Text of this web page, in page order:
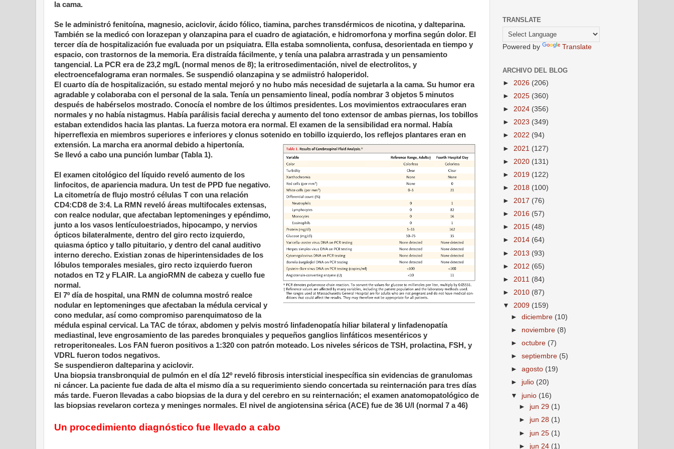
la cama.
Se le administró fenitoína, magnesio, aciclovir, ácido fólico, tiamina, parches transdérmicos de nicotina, y dalteparina.
También se la medicó con lorazepan y olanzapina para el cuadro de agiatación, e hidromorfona y morfina según dolor. El
tercer día de hospitalización fue evaluada por un psiquiatra. Ella estaba somnolienta, confusa, desorientada en tiempo y
espacio, con trastornos de la memoria. Era distraída fácilmente, y tenía una palabra arrastrada y un pensamiento
tangencial. La PCR era de 23,2 mg/L (normal menos de 8); la eritrosedimentación, nivel de electrolitos, y
electroencefalograma eran normales. Se suspendió olanzapina y se admiistró haloperidol.
El cuarto día de hospitalización, su estado mental mejoró y no hubo más necesidad de sujetarla a la cama. Su humor era
agradable y colaboraba con el personal de la sala. Tenía un pensamiento lineal, podía nombrar 3 objetos 5 minutos
después de habérselos mostrado. Conocía el nombre de los últimos presidentes. Los movimientos extraoculares eran
normales y no había nistagmus. Había parálisis facial derecha y aumento del tono extensor de ambas piernas, los tobillos
estaban extendidos hacia las plantas. La fuerza motora era normal. El examen de la sensibilidad era normal. Había
hiperreflexia en miembros superiores e inferiores y clonus sotenido en tobillo izquierdo, los reflejos plantares eran en
extensión. La marcha era anormal debido a hipertonía.
Se llevó a cabo una punción lumbar (Tabla 1).
El examen citológico del líquido reveló aumento de los
linfocitos, de apariencia madura. Un test de PPD fue negativo.
La citometría de flujo mostró células T con una relación
CD4:CD8 de 3:4. La RMN reveló áreas multifocales extensas,
con realce nodular, que afectaban leptomeninges y epéndimo,
junto a los vasos lentículoestriados, hipocampo, y nervios
ópticos bilateralmente, dentro del giro recto izquierdo,
quiasma óptico y tallo pituitario, y dentro del canal auditivo
interno derecho. Existian zonas de hiperintensidades de los
lóbulos temporales mesiales, giro recto izquierdo fueron
notados en T2 y FLAIR. La angioRMN de cabeza y cuello fue
normal.
El 7º día de hospital, una RMN de columna mostró realce
nodular en leptomeninges que afectaban la médula cervical y
cono medular, así como compromiso parenquimatoso de la
médula espinal cervical. La TAC de tórax, abdomen y pelvis mostró linfadenopatía hiliar bilateral y linfadenopatía
mediastinal, leve engrosamiento de las paredes bronquiales y pequeños ganglios linfáticos mesentéricos y
retroperitoneales. Los FAN fueron positivos a 1:320 con patrón moteado. Los niveles séricos de TSH, prolactina, FSH, y
VDRL fueron todos negativos.
Se suspendieron dalteparina y aciclovir.
Una biopsia transbronquial de pulmón en el día 12º reveló fibrosis intersticial inespecífica sin evidencias de granulomas
ni cáncer. La paciente fue dada de alta el mismo día a su requerimiento siendo concertada su reinternación para tres días
más tarde. Fueron llevadas a cabo biopsias de la dura y del cerebro en su reinternación; el examen anatomopatológico de
las biopsias revelaron corteza y meninges normales. El nivel de angiotensina sérica (ACE) fue de 36 U/l (normal 7 a 46)
Un procedimiento diagnóstico fue llevado a cabo
TRANSLATE
Powered by Translate
ARCHIVO DEL BLOG
► 2026 (206)
► 2025 (360)
► 2024 (356)
► 2023 (349)
► 2022 (94)
► 2021 (127)
► 2020 (131)
► 2019 (122)
► 2018 (100)
► 2017 (76)
► 2016 (57)
► 2015 (48)
► 2014 (64)
► 2013 (93)
► 2012 (65)
► 2011 (84)
► 2010 (87)
▼ 2009 (159)
►diciembre (10)
► noviembre (8)
►octubre (7)
►septiembre (5)
►agosto (19)
► julio (20)
▼ junio (16)
► jun 29 (1)
► jun 28 (1)
► jun 25 (1)
► jun 24 (1)